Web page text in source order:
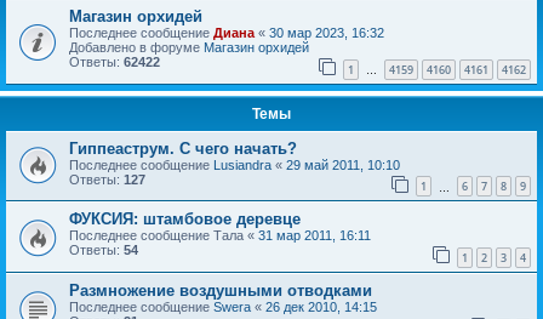
Магазин орхидей
Последнее сообщение Диана « 30 мар 2023, 16:32
Добавлено в форуме Магазин орхидей
Ответы: 62422 1 … 4159 4160 4161 4162
Темы
Гиппеаструм. С чего начать?
Последнее сообщение Lusiandra « 29 май 2011, 10:10
Ответы: 127 1 6 7 8 9
ФУКСИЯ: штамбовое деревце
Последнее сообщение Тала « 31 мар 2011, 16:11
Ответы: 54 1 2 3 4
Размножение воздушными отводками
Последнее сообщение Swera « 26 дек 2010, 14:15